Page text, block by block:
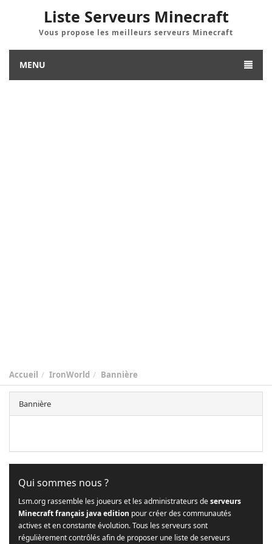
Liste Serveurs Minecraft
Vous propose les meilleurs serveurs Minecraft
MENU
Accueil IronWorld Bannière
Bannière
Qui sommes nous ?
Lsm.org rassemble les joueurs et les administrateurs deserveurs
Minecraft français java edition pour créer des communautés
actives et en constante évolution. Tous les serveurs sont
régulièrement contrôlés afin de proposer une liste de serveurs